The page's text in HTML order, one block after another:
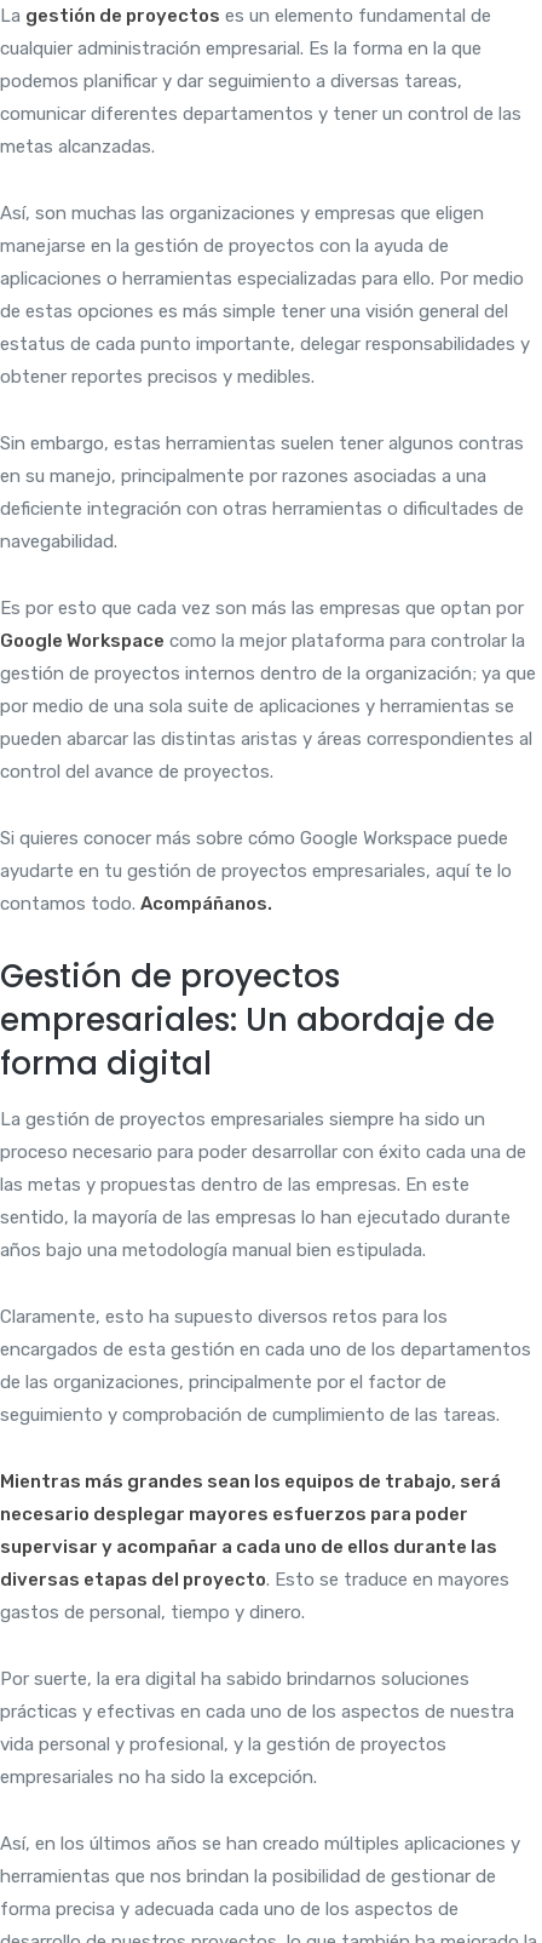
La gestión de proyectos es un elemento fundamental de
cualquier administración empresarial. Es la forma en la que
podemos planificar y dar seguimiento a diversas tareas,
comunicar diferentes departamentos y tener un control de las
metas alcanzadas.
Así, son muchas las organizaciones y empresas que eligen
manejarse en la gestión de proyectos con la ayuda de
aplicaciones o herramientas especializadas para ello. Por medio
de estas opciones es más simple tener una visión general del
estatus de cada punto importante, delegar responsabilidades y
obtener reportes precisos y medibles.
Sin embargo, estas herramientas suelen tener algunos contras
en su manejo, principalmente por razones asociadas a una
deficiente integración con otras herramientas o dificultades de
navegabilidad.
Es por esto que cada vez son más las empresas que optan por
Google Workspace como la mejor plataforma para controlar la
gestión de proyectos internos dentro de la organización; ya que
por medio de una sola suite de aplicaciones y herramientas se
pueden abarcar las distintas aristas y áreas correspondientes al
control del avance de proyectos.
Si quieres conocer más sobre cómo Google Workspace puede
ayudarte en tu gestión de proyectos empresariales, aquí te lo
contamos todo. Acompáñanos.
Gestión de proyectos
empresariales: Un abordaje de
forma digital
La gestión de proyectos empresariales siempre ha sido un
proceso necesario para poder desarrollar con éxito cada una de
las metas y propuestas dentro de las empresas. En este
sentido, la mayoría de las empresas lo han ejecutado durante
años bajo una metodología manual bien estipulada.
Claramente, esto ha supuesto diversos retos para los
encargados de esta gestión en cada uno de los departamentos
de las organizaciones, principalmente por el factor de
seguimiento y comprobación de cumplimiento de las tareas.
Mientras más grandes sean los equipos de trabajo, será
necesario desplegar mayores esfuerzos para poder
supervisar y acompañar a cada uno de ellos durante las
diversas etapas del proyecto. Esto se traduce en mayores
gastos de personal, tiempo y dinero.
Por suerte, la era digital ha sabido brindarnos soluciones
prácticas y efectivas en cada uno de los aspectos de nuestra
vida personal y profesional, y la gestión de proyectos
empresariales no ha sido la excepción.
Así, en los últimos años se han creado múltiples aplicaciones y
herramientas que nos brindan la posibilidad de gestionar de
forma precisa y adecuada cada uno de los aspectos de